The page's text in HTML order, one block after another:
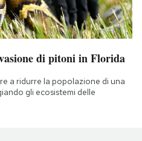
di pitoni in Florida
a ridurre la popolazione di una
gli ecosistemi delle